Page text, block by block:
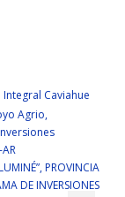
Integral Caviahue
Agrio,
PROVINCIA
DE INVERSIONES